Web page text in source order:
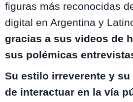
figuras más reconocidas
digital en Argentina y
gracias a sus videos de
sus polémicas
Su estilo irreverente y
de interactuar en la vía